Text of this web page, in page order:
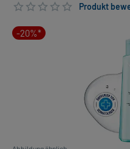
Produkt
-20%*